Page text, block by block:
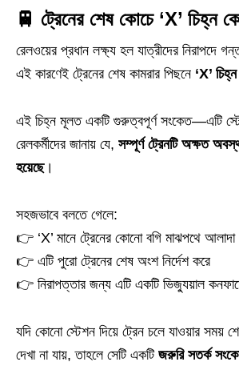
🚆 ট্রেনের শেষ কোচে ‘X’ চিহ্ন
রেলওয়ের প্রধান লক্ষ্য হল যাত্রীদের নিরাপদে
এই কারণেই ট্রেনের শেষ কামরার পিছনে ‘X’ চিহ্ন
এই চিহ্ন মূলত একটি গুরুত্বপূর্ণ সংকেত—এটি
রেলকর্মীদের জানায় যে, সম্পূর্ণ ট্রেনটি অক্ষত
হয়েছে।
সহজভাবে বলতে গেলে:
👉 ‘X’ মানে ট্রেনের কোনো বগি মাঝপথে আলাদা
👉 এটি পুরো ট্রেনের শেষ অংশ নির্দেশ করে
👉 নিরাপত্তার জন্য এটি একটি ভিজ্যুয়াল
যদি কোনো স্টেশন দিয়ে ট্রেন চলে যাওয়ার সময়
দেখা না যায়, তাহলে সেটি একটি জরুরি সতর্ক